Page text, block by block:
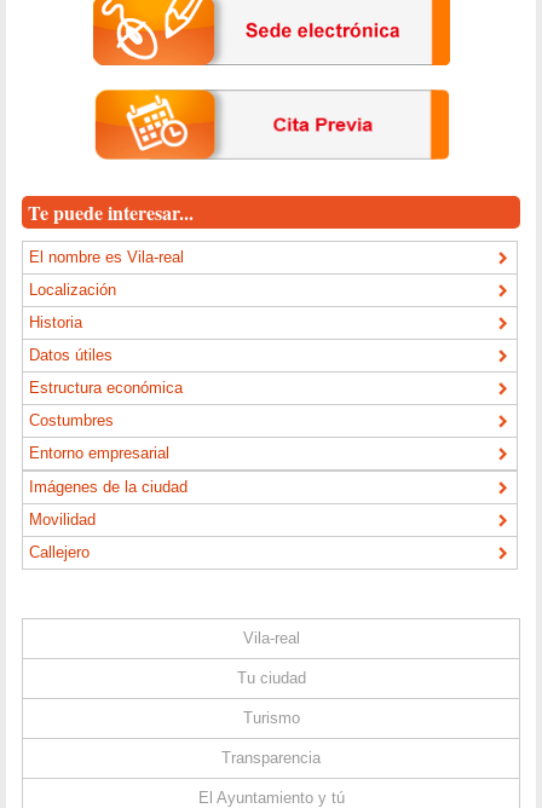
Te puede interesar...
El nombre es Vila-real
Localización
Historia
Datos útiles
Estructura económica
Costumbres
Entorno empresarial
Imágenes de la ciudad
Movilidad
Callejero
Vila-real
Tu ciudad
Turismo
Transparencia
El Ayuntamiento y tú